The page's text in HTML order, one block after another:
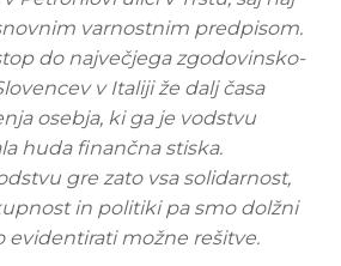
varnostnim predpisom.
do največjega zgodovinsko-
v Italiji že dalj časa
osebja, ki ga je vodstvu
huda finančna stiska.
gre zato vsa solidarnost,
in politiki pa smo dolžni
evidentirati možne rešitve.